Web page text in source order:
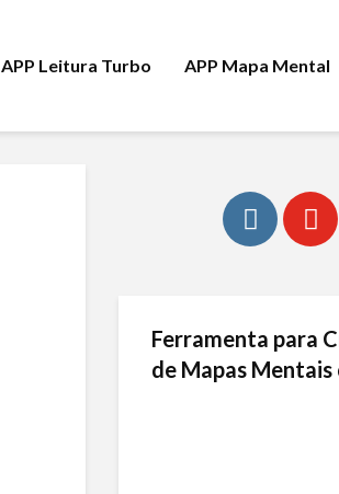
APP Leitura Turbo APP Mapa Mental
Ferramenta para
de Mapas Mentais